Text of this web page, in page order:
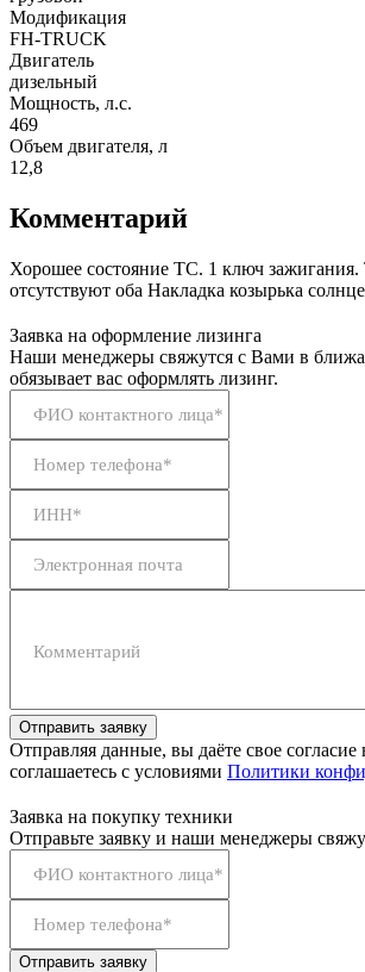
Модификация
FH-TRUCK
Двигатель
дизельный
Мощность, л.с.
469
Объем двигателя, л
12,8
Комментарий
Хорошее состояние ТС. 1 ключ зажигания.
отсутствуют оба Накладка козырька
Заявка на оформление лизинга
Наши менеджеры свяжутся с Вами в
обязывает вас оформлять лизинг.
ФИО контактного лица*
Номер телефона*
ИНН*
Электронная почта
Комментарий
Отправить заявку
Отправляя данные, вы даёте свое
соглашаетесь с условиями Политики
Заявка на покупку техники
Отправьте заявку и наши менеджеры
ФИО контактного лица*
Номер телефона*
Отправить заявку